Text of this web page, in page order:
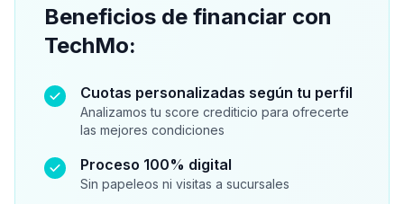
Beneficios de financiar con
TechMo:
Cuotas personalizadas según tu perfil
Analizamos tu score crediticio para ofrecerte
las mejores condiciones
Proceso 100% digital
Sin papeleos ni visitas a sucursales